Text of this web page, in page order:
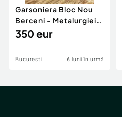
Garsoniera Bloc Nou
Berceni - Metalurgiei
Park - Postalionul
350 eur
Bucuresti 6 luni în urmă